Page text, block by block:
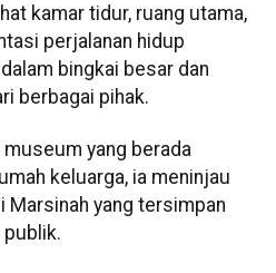
kamar tidur, ruang utama,
perjalanan hidup
bingkai besar dan
berbagai pihak.
yang berada
keluarga, ia meninjau
yang tersimpan
publik.